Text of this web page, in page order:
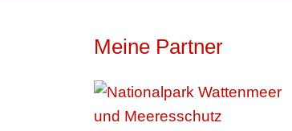
Meine Partner